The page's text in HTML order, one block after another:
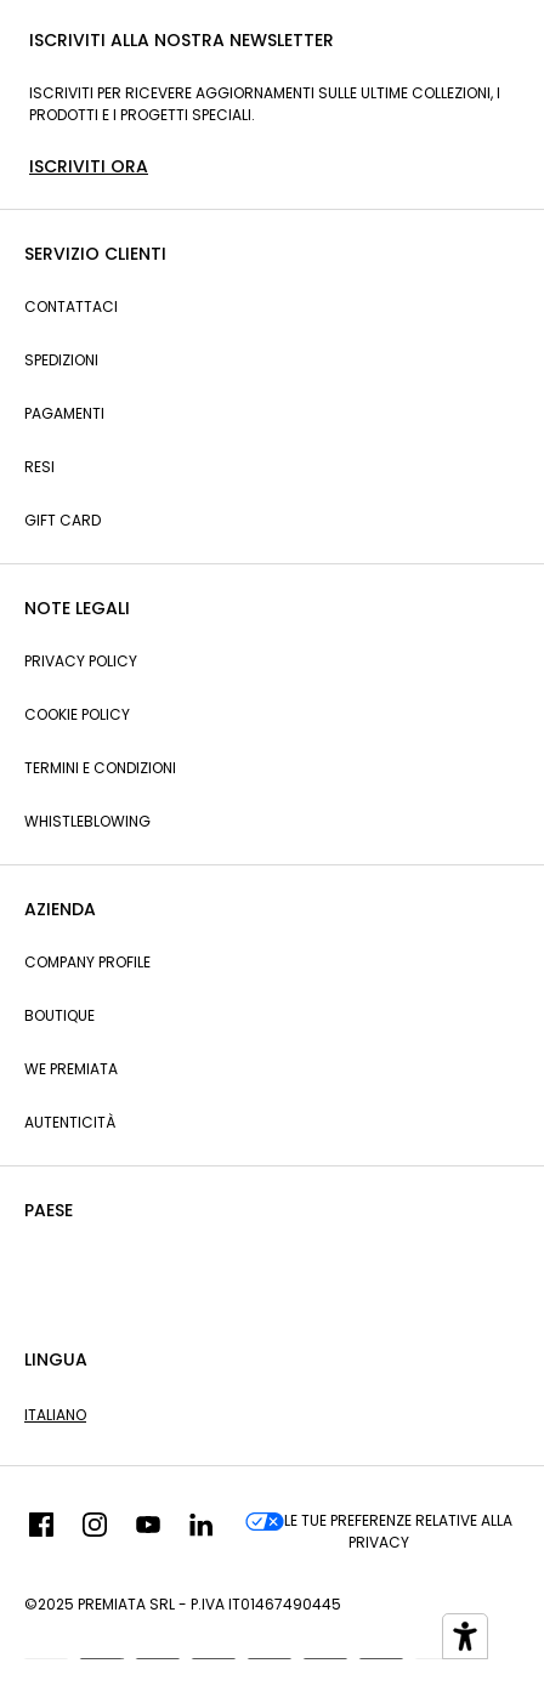
ISCRIVITI ALLA NOSTRA NEWSLETTER
ISCRIVITI PER RICEVERE AGGIORNAMENTI SULLE ULTIME COLLEZIONI, I
PRODOTTI E I PROGETTI SPECIALI.
ISCRIVITI ORA
SERVIZIO CLIENTI
CONTATTACI
SPEDIZIONI
PAGAMENTI
RESI
GIFT CARD
NOTE LEGALI
PRIVACY POLICY
COOKIE POLICY
TERMINI E CONDIZIONI
WHISTLEBLOWING
AZIENDA
COMPANY PROFILE
BOUTIQUE
WE PREMIATA
AUTENTICITÀ
PAESE
LINGUA
ITALIANO
LE TUE PREFERENZE RELATIVE ALLA
PRIVACY
©2025 PREMIATA SRL - P.IVA IT01467490445